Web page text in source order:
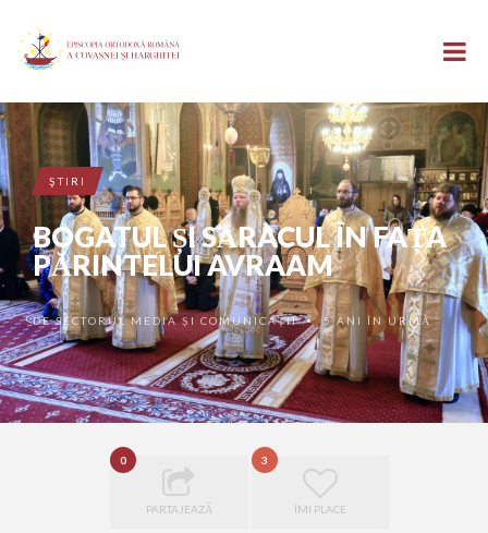
ŞTIRI
BOGATUL ȘI SĂRACUL ÎN FAȚA
PĂRINTELUI AVRAAM
DESECTORUL MEDIA ȘI COMUNICAȚII • 5 ANI ÎN URMĂ
0
PARTAJEAZĂ
3
ÎMI PLACE